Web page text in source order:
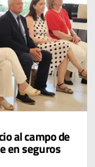
al campo de
en seguros